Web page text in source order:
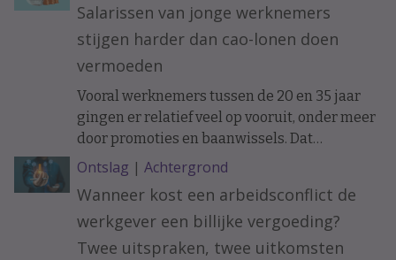
Salarissen van jonge werknemers
stijgen harder dan cao-lonen doen
vermoeden
Vooral werknemers tussen de 20 en 35 jaar
gingen er relatief veel op vooruit, onder meer
door promoties en baanwissels. Dat
constateren economen van ABN Amro in
vakblad ESB, meldt De Telegraaf.
Ontslag | Achtergrond
Wanneer kost een arbeidsconflict de
werkgever een billijke vergoeding?
Twee uitspraken, twee uitkomsten